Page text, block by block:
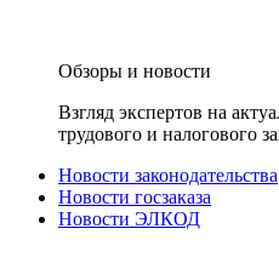
Обзоры и новости
Взгляд экспертов на
трудового и налогового
Новости законодательства
Новости госзаказа
Новости ЭЛКОД